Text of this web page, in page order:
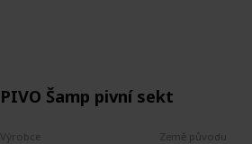
PIVO Šamp pivní sekt
Výrobce Země původu